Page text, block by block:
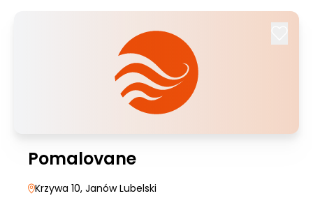
Pomalovane
Krzywa 10, Janów Lubelski